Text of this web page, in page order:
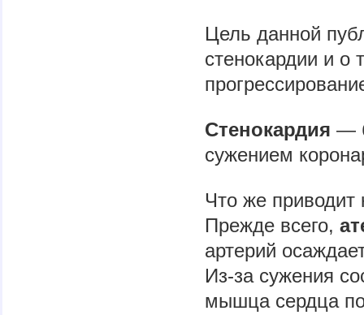
Цель данной
стенокардии и о
Стенокардия —
сужением
Что же
Прежде всего,
артерий
Из-за сужения
мышца сердца